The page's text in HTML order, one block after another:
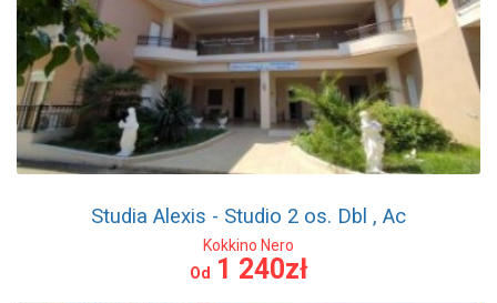
Studia Alexis - Studio 2 os. Dbl , Ac
Kokkino Nero
Od 1 240zł